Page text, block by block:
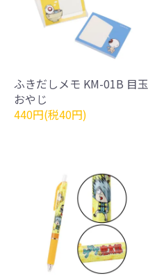
ふきだしメモ KM-01B 目玉
おやじ
440円(税40円)